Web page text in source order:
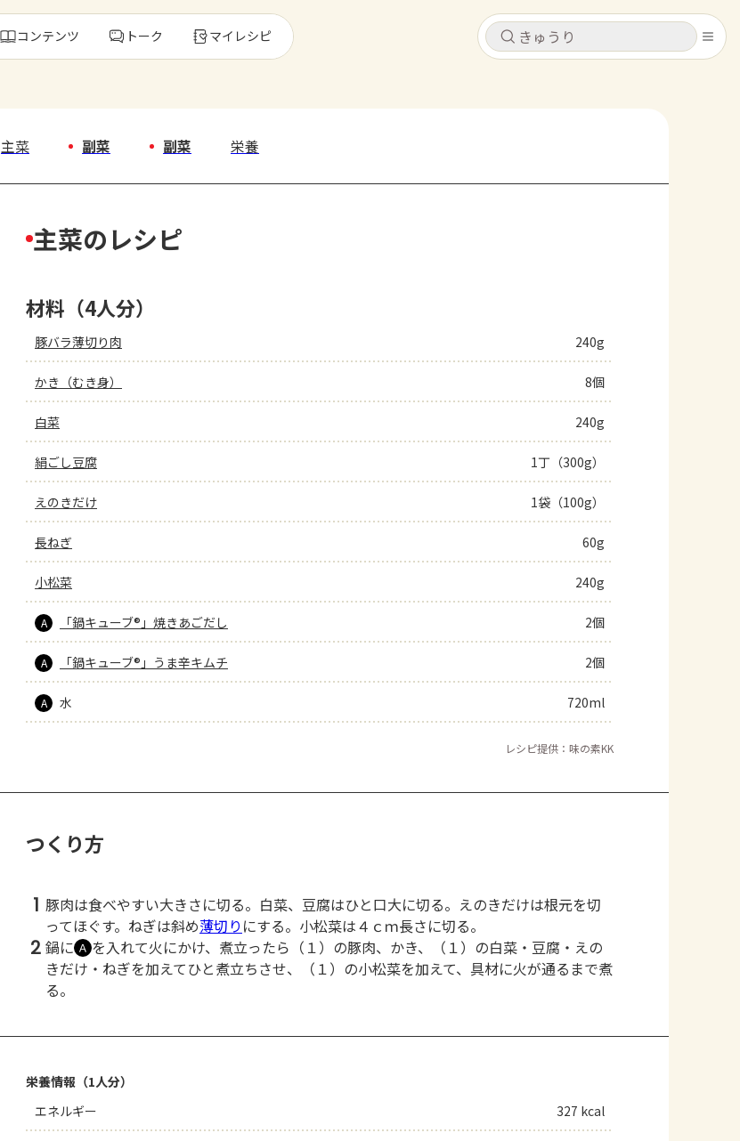
キャンセル
よくあるお問い合わせ
お買い物
キャンセル
コンテンツ トーク マイレシピ
もっと見る
主菜 副菜 副菜 栄養
主菜のレシピ
材料（4人分）
豚バラ薄切り肉 240g
かき（むき身） 8個
白菜 240g
絹ごし豆腐 1丁（300g）
えのきだけ 1袋（100g）
長ねぎ 60g
小松菜 240g
A 「鍋キューブ®」焼きあごだし 2個
A 「鍋キューブ®」うま辛キムチ 2個
A 水 720ml
レシピ提供：味の素KK
つくり方
1 豚肉は食べやすい大きさに切る。白菜、豆腐はひと口大に切る。えのきだけは根元を切
ってほぐす。ねぎは斜め薄切り にする。小松菜は４ｃｍ長さに切る。
2 鍋に Ａ を入れて火にかけ、煮立ったら（１）の豚肉、かき、（１）の白菜・豆腐・えの
きだけ・ねぎを加えてひと煮立ちさせ、（１）の小松菜を加えて、具材に火が通るまで煮
る。
栄養情報（1人分）
エネルギー
327 kcal